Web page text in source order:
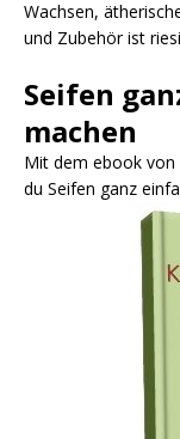
Wachsen,
und Zubehör ist
Seifen
machen
Mit dem ebook
du Seifen ganz